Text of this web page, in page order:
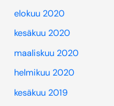
elokuu 2020
kesäkuu 2020
maaliskuu 2020
helmikuu 2020
kesäkuu 2019